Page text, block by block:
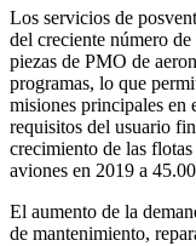
Los servicios de
del creciente número
piezas de PMO de
programas, lo que
misiones principales en
requisitos del usuario
crecimiento de las
aviones en 2019 a
El aumento de la
de mantenimiento,